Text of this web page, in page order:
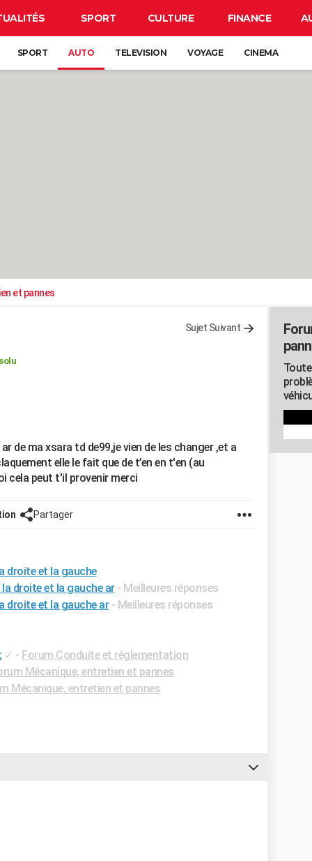
SPORT CULTURE FINANCE
SPORT AUTO TELEVISION VOYAGE CINEMA
et pannes
Sujet Suivant
de ma xsara td de99,je vien de les changer ,et a
elle le fait que de t’en en t'en (au
cela peut t'il provenir merci
Partager
droite et la gauche
droite et la gauche ar - Meilleures réponses
et la gauche ar - Meilleures réponses
✓ - Forum Conduite et réglementation
Mécanique, entretien et pannes
Mécanique, entretien et pannes